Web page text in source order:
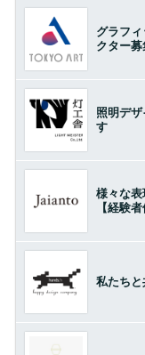
グラフ
クター募
照明デ
す
様々な
【経験
私たちと